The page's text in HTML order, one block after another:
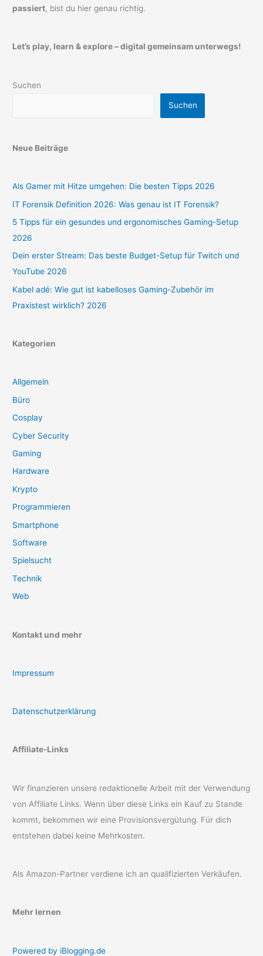
passiert, bist du hier genau richtig.
Let’s play, learn & explore – digital gemeinsam unterwegs!
Suchen
Suchen
Neue Beiträge
Als Gamer mit Hitze umgehen: Die besten Tipps 2026
IT Forensik Definition 2026: Was genau ist IT Forensik?
5 Tipps für ein gesundes und ergonomisches Gaming-Setup
2026
Dein erster Stream: Das beste Budget-Setup für Twitch und
YouTube 2026
Kabel adé: Wie gut ist kabelloses Gaming-Zubehör im
Praxistest wirklich? 2026
Kategorien
Allgemein
Büro
Cosplay
Cyber Security
Gaming
Hardware
Krypto
Programmieren
Smartphone
Software
Spielsucht
Technik
Web
Kontakt und mehr
Impressum
Datenschutzerklärung
Affiliate-Links
Wir finanzieren unsere redaktionelle Arbeit mit der Verwendung
von Affiliate Links. Wenn über diese Links ein Kauf zu Stande
kommt, bekommen wir eine Provisionsvergütung. Für dich
entstehen dabei keine Mehrkosten.
Als Amazon-Partner verdiene ich an qualifizierten Verkäufen.
Mehr lernen
Powered by iBlogging.de